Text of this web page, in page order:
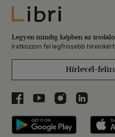
Libri
Legyen mindig képben az
Iratkozzon fel legfrissebb híreinkért!
Hírlevél-
Libri a Facebookon
Libri a Youtube-on
Libri azLibri a
Libri